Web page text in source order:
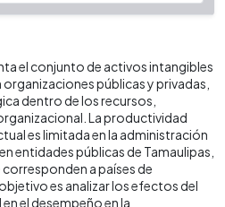
el conjunto de activos intangibles
públicas y privadas,
dentro de los recursos,
La productividad
es limitada en la administración
entidades públicas de Tamaulipas,
a países de
es analizar los efectos del
el desempeño en la